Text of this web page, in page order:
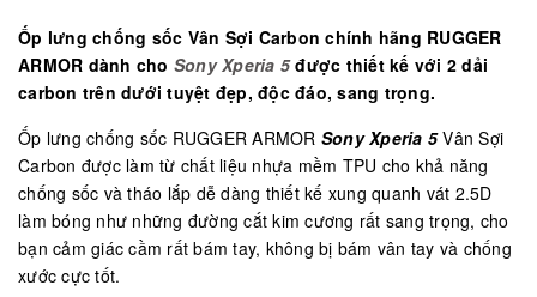
Ốp lưng chống sốc Vân Sợi Carbon chính hãng RUGGER
ARMOR dành cho Sony Xperia 5được thiết kế với 2 dải
carbon trên dưới tuyệt đẹp, độc đáo, sang trọng.
Ốp lưng chống sốc RUGGER ARMOR Sony Xperia 5Vân Sợi
Carbon được làm từ chất liệu nhựa mềm TPU cho khả năng
chống sốc và tháo lắp dễ dàng thiết kế xung quanh vát 2.5D
làm bóng như những đường cắt kim cương rất sang trọng, cho
bạn cảm giác cầm rất bám tay, không bị bám vân tay và chống
xước cực tốt.